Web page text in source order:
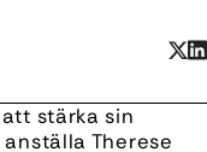
stärka sin
Therese